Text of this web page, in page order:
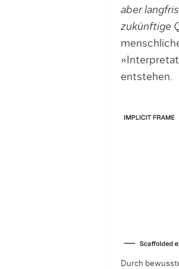
aber
zukünftige
entstehen.
Durch